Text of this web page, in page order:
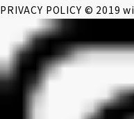
PRIVACY POLICY © 2019